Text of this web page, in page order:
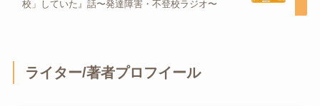
校」していた』話〜発達障害・不登校ラジオ〜
ライター/著者プロフイール